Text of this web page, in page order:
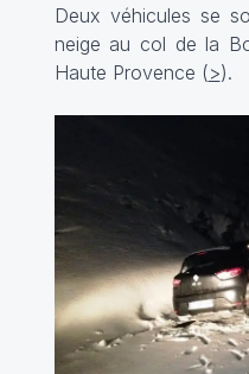
Deux véhicules se
neige au col de la
Haute Provence (>).